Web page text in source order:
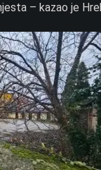
– kazao je